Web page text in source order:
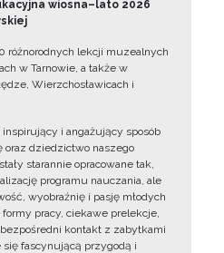
wiosna–lato 2026
różnorodnych lekcji muzealnych
w Tarnowie, a także w
Wierzchosławicach i
inspirujący i angażujący sposób
dziedzictwo naszego
starannie opracowane tak,
programu nauczania, ale
wyobraźnię i pasję młodych
pracy, ciekawe prelekcje,
kontakt z zabytkami
się fascynującą przygodą i